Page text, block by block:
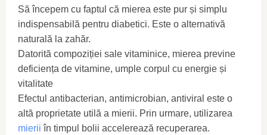
Să începem cu faptul că mierea este pur și simplu
indispensabilă pentru diabetici. Este o alternativă
naturală la zahăr.
Datorită compoziției sale vitaminice, mierea previne
deficiența de vitamine, umple corpul cu energie și
vitalitate
Efectul antibacterian, antimicrobian, antiviral este o
altă proprietate utilă a mierii. Prin urmare, utilizarea
mierii în timpul bolii accelerează recuperarea.